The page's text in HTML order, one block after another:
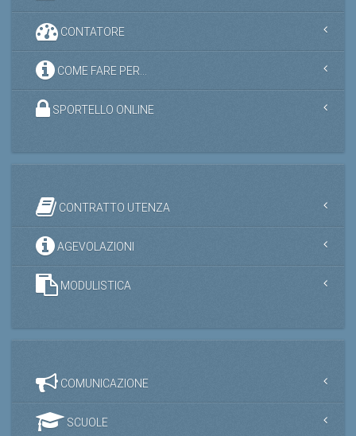
CONTATORE
COME FARE PER...
SPORTELLO ONLINE
CONTRATTO UTENZA
AGEVOLAZIONI
MODULISTICA
COMUNICAZIONE
SCUOLE